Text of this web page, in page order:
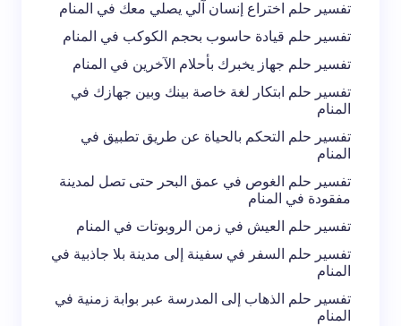
احفظ اسمي والبريد الإلكتروني في هذا المتصفح
لاستخدامه في المرة المقبلة في تعليقي.
تفسير حلم اختراع إنسان آلي يصلي معك في المنام
تفسير حلم قيادة حاسوب بحجم الكوكب في المنام
تفسير حلم جهاز يخبرك بأحلام الآخرين في المنام
تفسير حلم ابتكار لغة خاصة بينك وبين جهازك في
المنام
تفسير حلم التحكم بالحياة عن طريق تطبيق في
المنام
تفسير حلم الغوص في عمق البحر حتى تصل لمدينة
مفقودة في المنام
تفسير حلم العيش في زمن الروبوتات في المنام
تفسير حلم السفر في سفينة إلى مدينة بلا جاذبية في
المنام
تفسير حلم الذهاب إلى المدرسة عبر بوابة زمنية في
المنام